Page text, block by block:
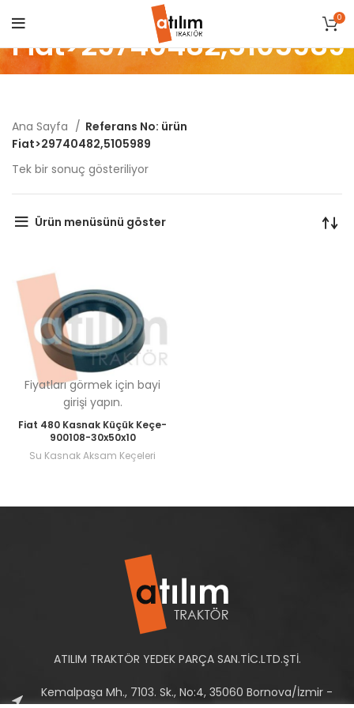
0
Fiat>29740482,5105989
Ana Sayfa
Referans No: ürün
Fiat>29740482,5105989
Tek bir sonuç gösteriliyor
Ürün menüsünü göster
Fiyatları görmek için bayi
girişi yapın.
Fiat 480 Kasnak Küçük Keçe-
900108-30x50x10
Su Kasnak Aksam Keçeleri
ATILIM TRAKTÖR YEDEK PARÇA SAN.TİC.LTD.ŞTİ.
Kemalpaşa Mh., 7103. Sk., No:4, 35060 Bornova/İzmir -